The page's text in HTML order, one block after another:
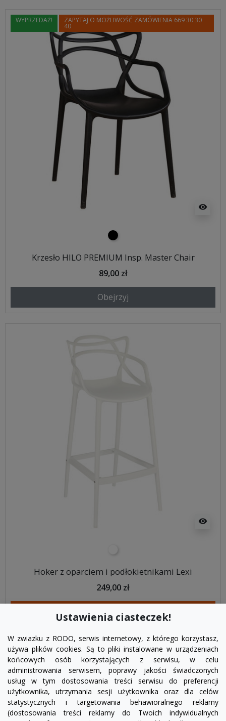
WYPRZEDAŻ! ZAPYTAJ O MOŻLIWOŚĆ ZAMÓWIENIA 669 30 30
40
visibility
czarny
Krzesło HILO PREMIUM Insp. Master Chair
89,00 zł
Obejrzyj
visibility
Hoker z oparciem i podłokietnikami Lexi
249,00 zł
Ustawienia ciasteczek!
W zwiazku z RODO, serwis internetowy, z którego korzystasz,
używa plików cookies. Są to pliki instalowane w urządzeniach
końcowych osób korzystających z serwisu, w celu
administrowania serwisem, poprawy jakości świadczonych
usług w tym dostosowania treści serwisu do preferencji
użytkownika, utrzymania sesji użytkownika oraz dla celów
statystycznych i targetowania behawioralnego reklamy
(dostosowania treści reklamy do Twoich indywidualnych